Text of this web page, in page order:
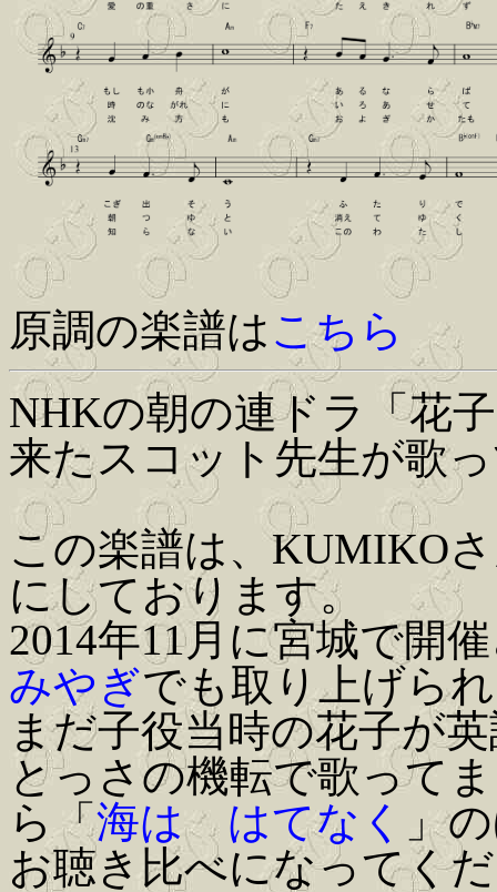
原調の楽譜はこちら
NHKの朝の連ドラ「花
来たスコット先生が歌
この楽譜は、KUMIKO
にしております。
2014年11月に宮城で開
みやぎでも取り上げら
まだ子役当時の花子が
とっさの機転で歌って
ら「海は はてなく
」
お聴き比べになってく